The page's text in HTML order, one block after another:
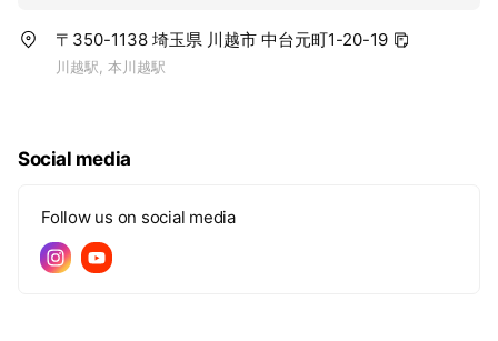
〒350-1138 埼玉県 川越市 中台元町1-20-19
川越駅, 本川越駅
Social media
Follow us on social media